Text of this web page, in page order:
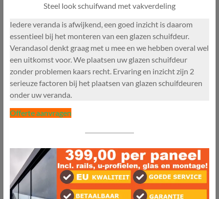
Steel look schuifwand met vakverdeling
Iedere veranda is afwijkend, een goed inzicht is daarom
essentieel bij het monteren van een glazen schuifdeur.
Verandasol denkt graag met u mee en we hebben overal wel
een uitkomst voor. We plaatsen uw glazen schuifdeur
zonder problemen kaars recht. Ervaring en inzicht zijn 2
serieuze factoren bij het plaatsen van glazen schuifdeuren
onder uw veranda.
Offerte aanvragen